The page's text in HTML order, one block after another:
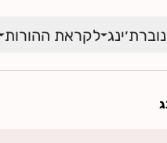
לקראת ההורות